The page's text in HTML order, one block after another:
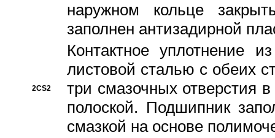
наружном кольце
заполнен антизадирной
2CS2
Контактное уплотнение
листовой сталью с обеих
три смазочных отверстия
полоской. Подшипник
смазкой на основе